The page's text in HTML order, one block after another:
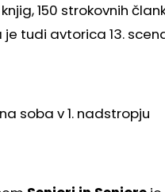
150 strokovnih
tudi avtorica 13.
soba v 1. nadstropju